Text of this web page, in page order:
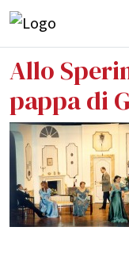
Allo
pappa di